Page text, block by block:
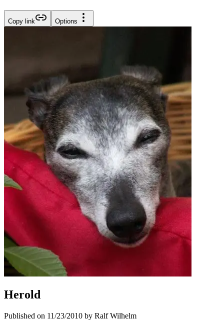
Copy link Options
Herold
Published on 11/23/2010 by Ralf Wilhelm